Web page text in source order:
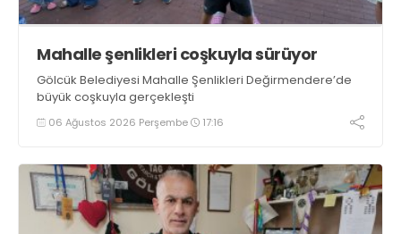
Mahalle şenlikleri coşkuyla sürüyor
Gölcük Belediyesi Mahalle Şenlikleri Değirmendere’de
büyük coşkuyla gerçekleşti
06 Ağustos 2026 Perşembe 17:16